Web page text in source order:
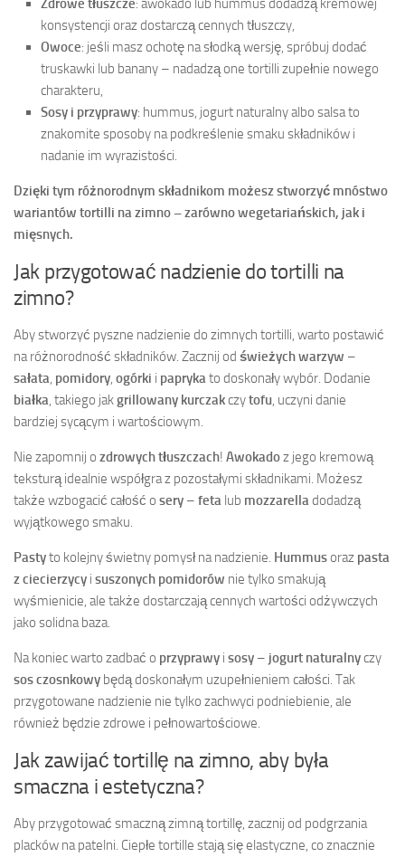
Zdrowe tłuszcze: awokado lub hummus dodadzą kremowej
konsystencji oraz dostarczą cennych tłuszczy,
Owoce: jeśli masz ochotę na słodką wersję, spróbuj dodać
truskawki lub banany – nadadzą one tortilli zupełnie nowego
charakteru,
Sosy i przyprawy: hummus, jogurt naturalny albo salsa to
znakomite sposoby na podkreślenie smaku składników i
nadanie im wyrazistości.
Dzięki tym różnorodnym składnikom możesz stworzyć mnóstwo
wariantów tortilli na zimno – zarówno wegetariańskich, jak i
mięsnych.
Jak przygotować nadzienie do tortilli na
zimno?
Aby stworzyć pyszne nadzienie do zimnych tortilli, warto postawić
na różnorodność składników. Zacznij od świeżych warzyw –
sałata, pomidory, ogórki i paprykato doskonały wybór. Dodanie
białka, takiego jakgrillowany kurczakczytofu, uczyni danie
bardziej sycącym i wartościowym.
Nie zapomnij o zdrowych tłuszczach! Awokadoz jego kremową
teksturą idealnie współgra z pozostałymi składnikami. Możesz
także wzbogacić całość o sery – feta lub mozzarelladodadzą
wyjątkowego smaku.
Pastyto kolejny świetny pomysł na nadzienie. Hummusoraz pasta
z ciecierzycy i suszonych pomidorów nie tylko smakują
wyśmienicie, ale także dostarczają cennych wartości odżywczych
jako solidna baza.
Na koniec warto zadbać o przyprawy i sosy – jogurt naturalnyczy
sos czosnkowy będą doskonałym uzupełnieniem całości. Tak
przygotowane nadzienie nie tylko zachwyci podniebienie, ale
również będzie zdrowe i pełnowartościowe.
Jak zawijać tortillę na zimno, aby była
smaczna i estetyczna?
Aby przygotować smaczną zimną tortillę, zacznij od podgrzania
placków na patelni. Ciepłe tortille stają się elastyczne, co znacznie